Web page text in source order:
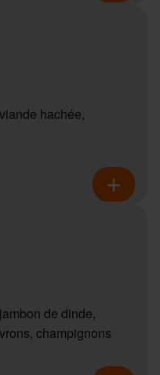
hachée,
de dinde,
champignons